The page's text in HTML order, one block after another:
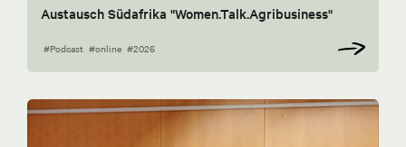
Austausch Südafrika "Women.Talk.Agribusiness"
#Podcast #online #2026